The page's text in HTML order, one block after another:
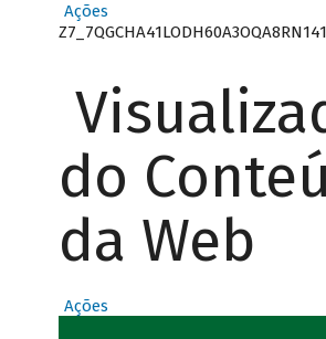
Ações
do
da Web
Ações